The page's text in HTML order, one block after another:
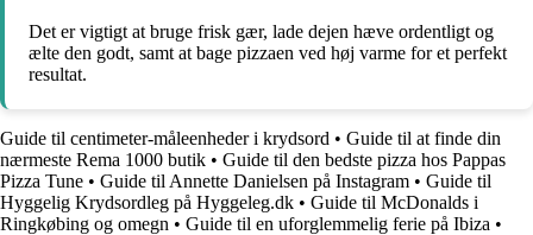
Det er vigtigt at bruge frisk gær, lade dejen hæve ordentligt og
ælte den godt, samt at bage pizzaen ved høj varme for et perfekt
resultat.
Guide til centimeter-måleenheder i krydsord • Guide til at finde din
nærmeste Rema 1000 butik • Guide til den bedste pizza hos Pappas
Pizza Tune • Guide til Annette Danielsen på Instagram • Guide til
Hyggelig Krydsordleg på Hyggeleg.dk • Guide til McDonalds i
Ringkøbing og omegn • Guide til en uforglemmelig ferie på Ibiza •